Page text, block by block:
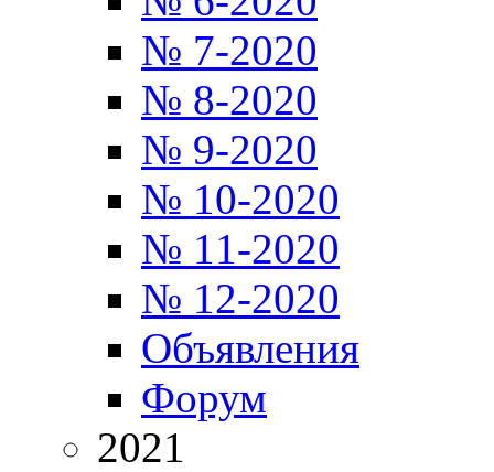
№ 7-2020
№ 8-2020
№ 9-2020
№ 10-2020
№ 11-2020
№ 12-2020
Объявления
Форум
2021